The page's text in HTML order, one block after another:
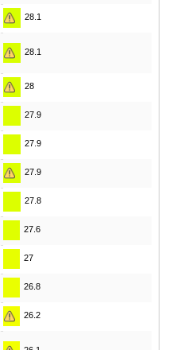
28.1
28.1
28
27.9
27.9
27.9
27.8
27.6
27
26.8
26.2